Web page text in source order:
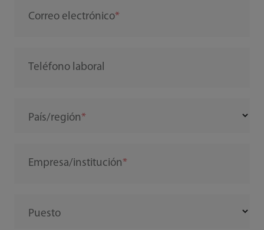
Correo electrónico
Teléfono laboral
País/región
Empresa/institución
Puesto